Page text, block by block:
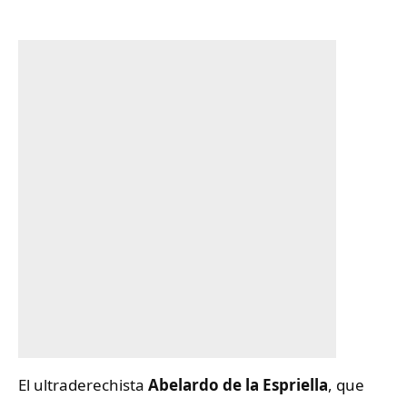
El ultraderechista Abelardo de la Espriella, que